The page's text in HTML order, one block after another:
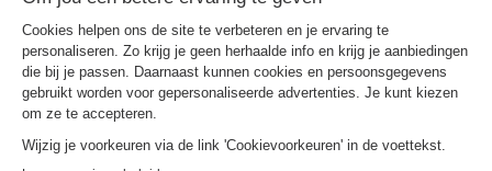
Bungalowpark Het Verscholen Dorp
Gelderland,Harderwijk (23,4 km van Vaassen) Kaart
Beste surflocatie 'strand Horst'